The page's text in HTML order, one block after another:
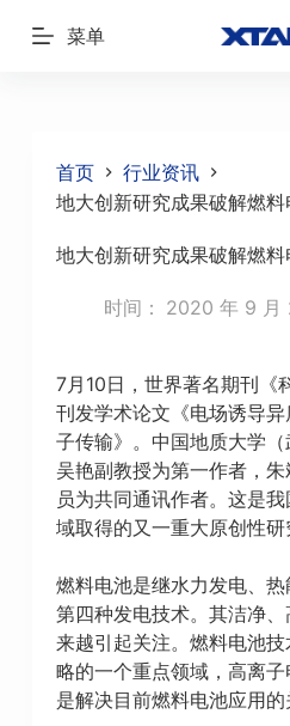
跳
菜单
首页
行业资讯
地大创新研究成果破解燃
地大创新研究成果破解燃
时间： 2020 年 9 月
7月10日，世界著名期刊《
刊发学术论文《电场诱导
子传输》。中国地质大学
吴艳副教授为第一作者，
员为共同通讯作者。这是
域取得的又一重大原创性研
燃料电池是继水力发电、
第四种发电技术。其洁净
来越引起关注。燃料电池
略的一个重点领域，高离子
是解决目前燃料电池应用的